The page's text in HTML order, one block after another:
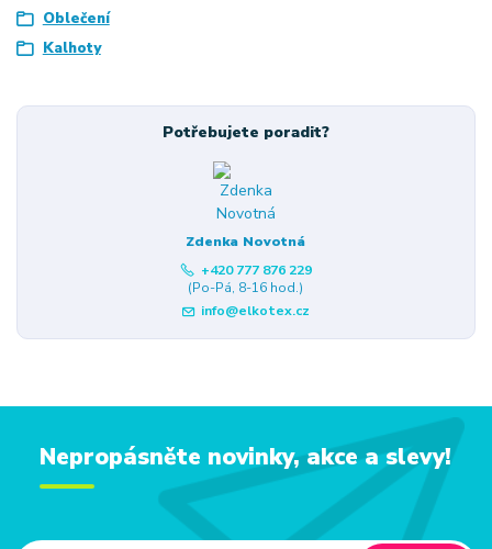
Oblečení
Kalhoty
Potřebujete poradit?
Zdenka Novotná
+420 777 876 229
(Po-Pá, 8-16 hod.)
info@elkotex.cz
Nepropásněte novinky, akce a slevy!